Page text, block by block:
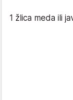
1 žlica meda ili